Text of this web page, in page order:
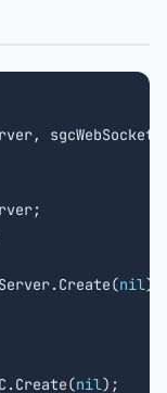
nil);
nil);